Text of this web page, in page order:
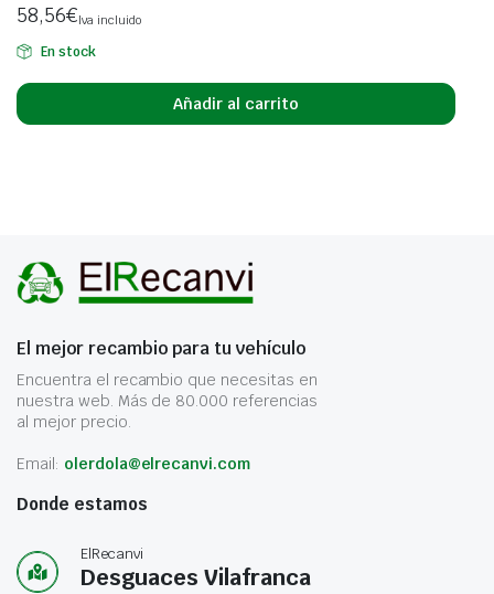
58,56€Iva incluido
En stock
Añadir al carrito
El mejor recambio para tu vehículo
Encuentra el recambio que necesitas en
nuestra web. Más de 80.000 referencias
al mejor precio.
Email: olerdola@elrecanvi.com
Donde estamos
ElRecanvi
Desguaces Vilafranca